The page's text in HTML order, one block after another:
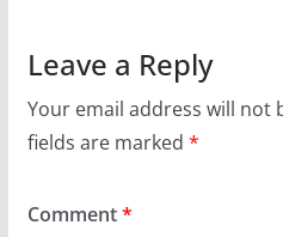
Leave a Reply
Your email address will not
fields are marked *
Comment*